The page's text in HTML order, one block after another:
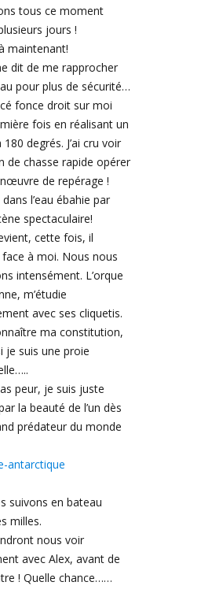
tous ce moment
jours !
maintenant!
dit de me rapprocher
pour plus de sécurité…
fonce droit sur moi
fois en réalisant un
degrés. J’ai cru voir
de chasse rapide opérer
de repérage !
dans l’eau ébahie par
spectaculaire!
cette fois, il
face à moi. Nous nous
intensément. L’orque
m’étudie
avec ses cliquetis.
ma constitution,
je suis une proie
peur, je suis juste
la beauté de l’un dès
prédateur du monde
suivons en bateau
milles.
nous voir
avec Alex, avant de
! Quelle chance……